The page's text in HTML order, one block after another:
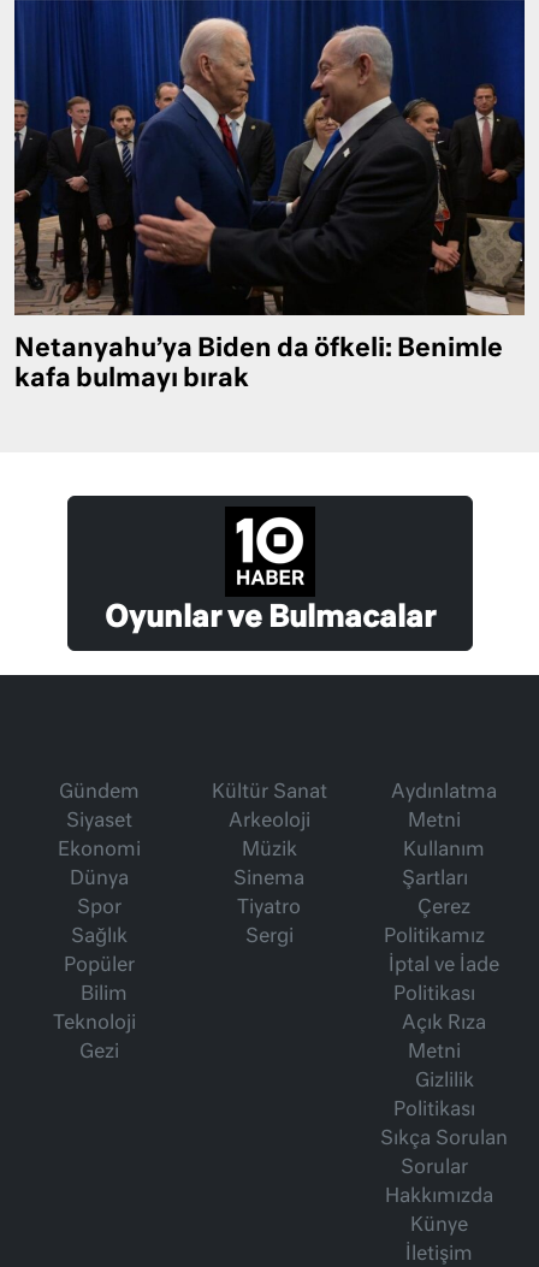
Netanyahu’ya Biden da öfkeli: Benimle
kafa bulmayı bırak
Oyunlar ve Bulmacalar
Gündem
Siyaset
Ekonomi
Dünya
Spor
Sağlık
Popüler
Bilim
Teknoloji
Gezi
Kültür Sanat
Arkeoloji
Müzik
Sinema
Tiyatro
Sergi
Aydınlatma
Metni
Kullanım
Şartları
Çerez
Politikamız
İptal ve İade
Politikası
Açık Rıza
Metni
Gizlilik
Politikası
Sıkça Sorulan
Sorular
Hakkımızda
Künye
İletişim